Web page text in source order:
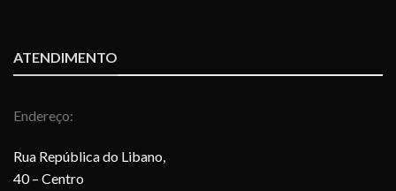
ATENDIMENTO
Endereço:
Rua República do Libano,
40 – Centro